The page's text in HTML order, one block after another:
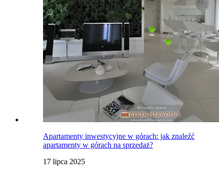
Apartamenty inwestycyjne w górach: jak znaleźć
apartamenty w górach na sprzedaż?
17 lipca 2025